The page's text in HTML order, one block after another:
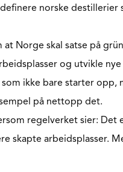
norske destillerier
Norge skal satse på
og utvikle
ikke bare starter opp,
på nettopp det.
regelverket sier:
skapte arbeidsplasser.